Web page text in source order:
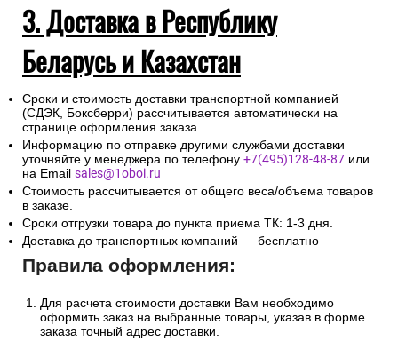
3. Доставка в Республику
Беларусь и Казахстан
Сроки и стоимость доставки транспортной компанией
(СДЭК, Боксберри) рассчитывается автоматически на
странице оформления заказа.
Информацию по отправке другими службами доставки
уточняйте у менеджера по телефону +7(495)128-48-87 или
на Email sales@1oboi.ru
Стоимость рассчитывается от общего веса/объема товаров
в заказе.
Сроки отгрузки товара до пункта приема ТК: 1-3 дня.
Доставка до транспортных компаний — бесплатно
Правила оформления:
Для расчета стоимости доставки Вам необходимо
оформить заказ на выбранные товары, указав в форме
заказа точный адрес доставки.